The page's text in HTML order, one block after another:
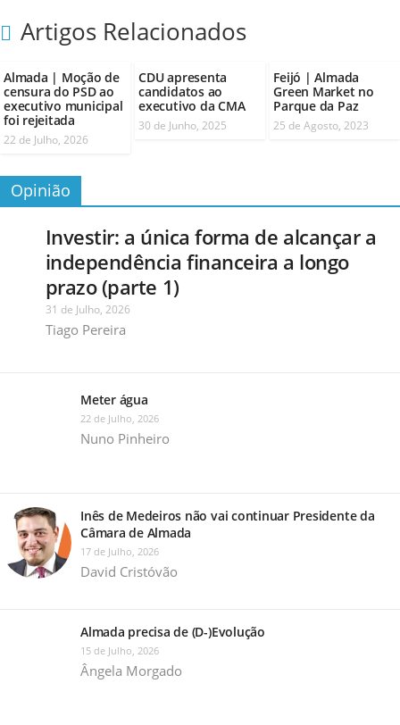
Artigos Relacionados
Almada | Moção de
censura do PSD ao
executivo municipal
foi rejeitada
22 de Julho, 2026
CDU apresenta
candidatos ao
executivo da CMA
30 de Junho, 2025
Feijó | Almada
Green Market no
Parque da Paz
25 de Agosto, 2023
Opinião
Investir: a única forma de alcançar a
independência financeira a longo
prazo (parte 1)
31 de Julho, 2026
Tiago Pereira
Meter água
22 de Julho, 2026
Nuno Pinheiro
Inês de Medeiros não vai continuar Presidente da
Câmara de Almada
17 de Julho, 2026
David Cristóvão
Almada precisa de (D-)Evolução
15 de Julho, 2026
Ângela Morgado